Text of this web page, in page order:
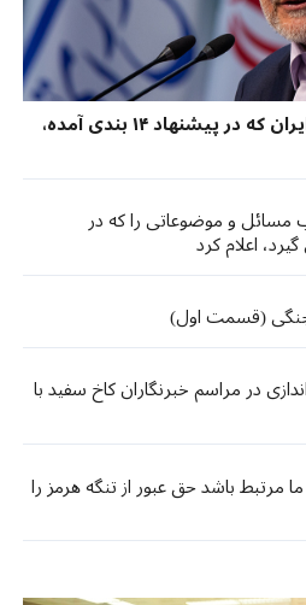
قالیباف: جز پذیرش حقوق ایران که در پیشنهاد ۱۴ بندی آمده،
مسائل و موضوعاتی را که در
اعلام کرد
جنگی (قسمت اول)
در مراسم خبرنگاران کاخ سفید با
مرتبط باشد حق عبور از تنگه هرمز را